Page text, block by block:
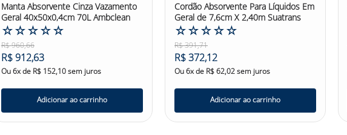
Manta Absorvente Cinza Vazamento
Geral 40x50x0,4cm 70L Ambclean
☆☆☆☆☆
R$960,66
R$912,63
Ou6x de R$ 152,10sem juros
Adicionar ao carrinho
Cordão Absorvente Para Líquidos Em
Geral de 7,6cm X 2,40m Suatrans
☆☆☆☆☆
R$391,71
R$372,12
Ou6x de R$62,02sem juros
Adicionar ao carrinho